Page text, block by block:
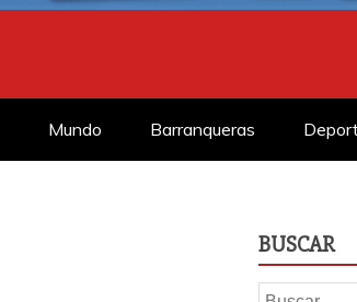
Mundo Barranqueras
BUSCAR
Buscar: